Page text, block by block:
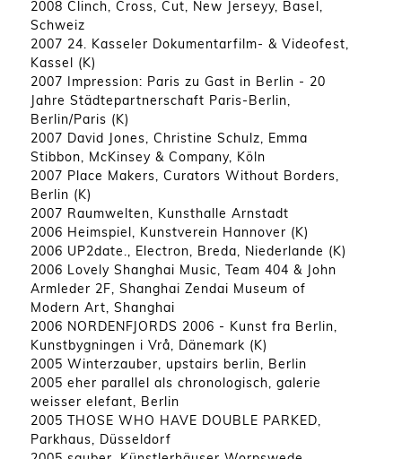
2008 Clinch, Cross, Cut, New Jerseyy, Basel,
Schweiz
2007 24. Kasseler Dokumentarfilm- & Videofest,
Kassel (K)
2007 Impression: Paris zu Gast in Berlin - 20
Jahre Städtepartnerschaft Paris-Berlin,
Berlin/Paris (K)
2007 David Jones, Christine Schulz, Emma
Stibbon, McKinsey & Company, Köln
2007 Place Makers, Curators Without Borders,
Berlin (K)
2007 Raumwelten, Kunsthalle Arnstadt
2006 Heimspiel, Kunstverein Hannover (K)
2006 UP2date., Electron, Breda, Niederlande (K)
2006 Lovely Shanghai Music, Team 404 & John
Armleder 2F, Shanghai Zendai Museum of
Modern Art, Shanghai
2006 NORDENFJORDS 2006 - Kunst fra Berlin,
Kunstbygningen i Vrå, Dänemark (K)
2005 Winterzauber, upstairs berlin, Berlin
2005 eher parallel als chronologisch, galerie
weisser elefant, Berlin
2005 THOSE WHO HAVE DOUBLE PARKED,
Parkhaus, Düsseldorf